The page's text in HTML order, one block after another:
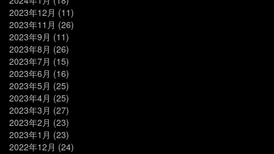
2023年12月 (11)
2023年11月 (26)
2023年9月 (11)
2023年8月 (26)
2023年7月 (15)
2023年6月 (16)
2023年5月 (25)
2023年4月 (25)
2023年3月 (27)
2023年2月 (23)
2023年1月 (23)
2022年12月 (24)